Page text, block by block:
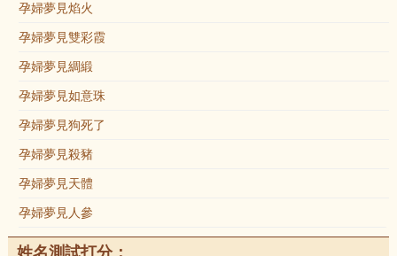
孕婦夢見焰火
孕婦夢見雙彩霞
孕婦夢見綢緞
孕婦夢見如意珠
孕婦夢見狗死了
孕婦夢見殺豬
孕婦夢見天體
孕婦夢見人參
姓名測試打分：